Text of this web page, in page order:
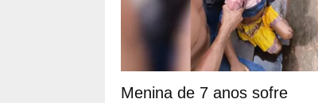
Menina de 7 anos sofre